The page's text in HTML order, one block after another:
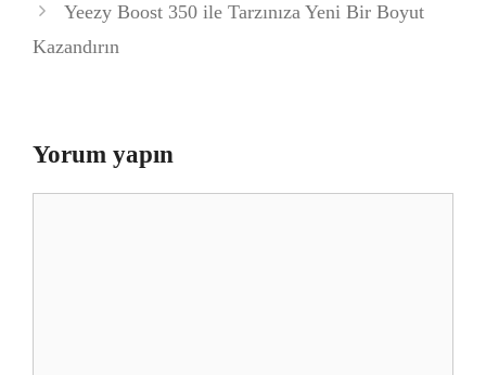
Yeezy Boost 350 ile Tarzınıza Yeni Bir Boyut
Kazandırın
Yorum yapın